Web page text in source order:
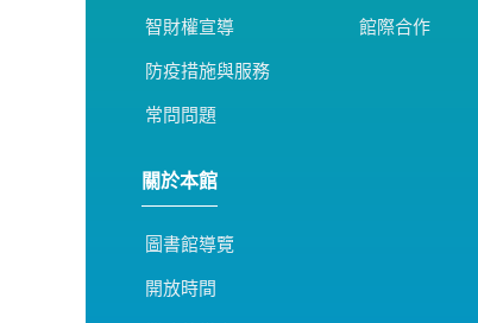
智財權宣導
防疫措施與服務
常問問題
館際合作
關於本館
圖書館導覽
開放時間